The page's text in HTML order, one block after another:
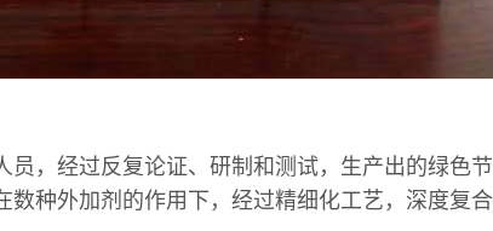
，经过反复论证、研制和测试，生产出的绿色
种外加剂的作用下，经过精细化工艺，深度复